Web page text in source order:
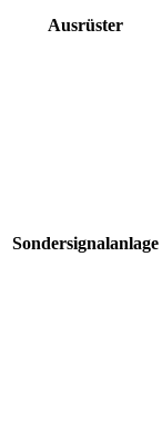
Ausrüster
Sondersignalanlage